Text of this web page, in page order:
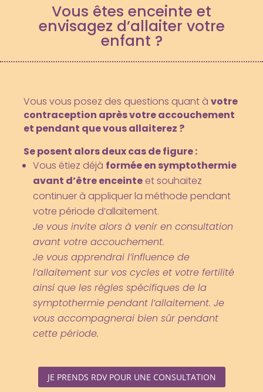
Vous êtes enceinte et
envisagez d’allaiter votre
enfant ?
Vous vous posez des questions quant à votre
contraception après votre accouchement
et pendant que vousallaiterez ?
Se posent alors deux cas de figure :
Vous étiez déjà formée en symptothermie
avant d’être enceinte et souhaitez
continuer à appliquer la méthode pendant
votre période d’allaitement.
Je vous invite alors à venir en consultation
avant votre accouchement.
Je vous apprendrai l’influence de
l’allaitement sur vos cycles et votre fertilité
ainsi que les règles spécifiques de la
symptothermie pendant l’allaitement. Je
vous accompagnerai bien sûr pendant
cette période.
JE PRENDS RDV POUR UNE CONSULTATION